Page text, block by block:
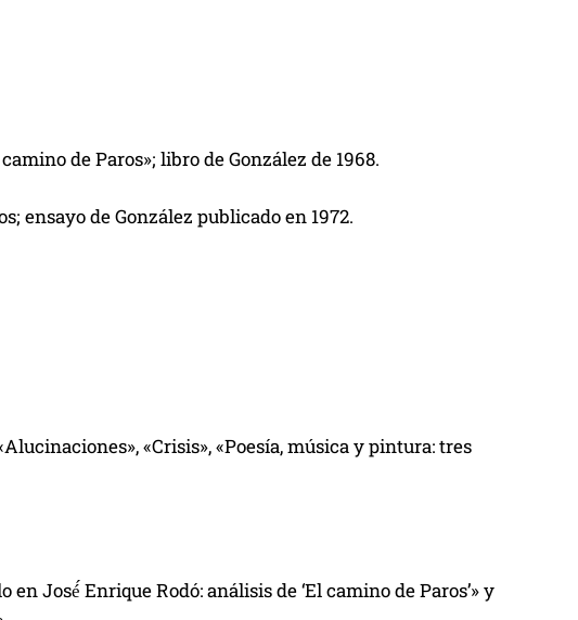
de Paros»; libro de González de 1968.
ensayo de González publicado en 1972.
«Crisis», «Poesía, música y pintura: tres
en José́ Enrique Rodó: análisis de ‘El camino de Paros’» y